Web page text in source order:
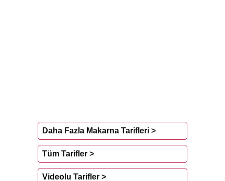
Daha Fazla Makarna Tarifleri >
Tüm Tarifler >
Videolu Tarifler >